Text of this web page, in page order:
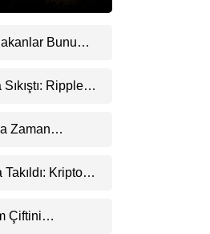
Bunu
Ripple
Zaman
Kripto
Çiftini